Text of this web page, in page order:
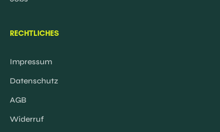
RECHTLICHES
Impressum
Datenschutz
AGB
Widerruf